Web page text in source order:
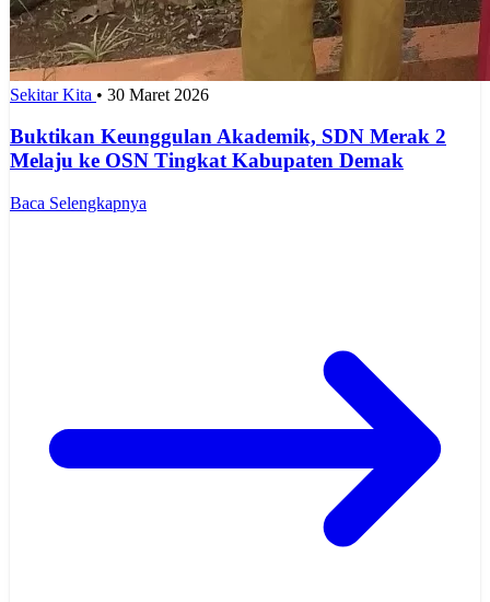
Sekitar Kita • 30 Maret 2026
Buktikan Keunggulan Akademik, SDN Merak 2
Melaju ke OSN Tingkat Kabupaten Demak
Baca Selengkapnya